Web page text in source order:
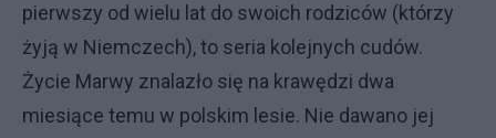
pierwszy od wielu lat do swoich rodziców (którzy
żyją w Niemczech), to seria kolejnych cudów.
Życie Marwy znalazło się na krawędzi dwa
miesiące temu w polskim lesie. Nie dawano jej